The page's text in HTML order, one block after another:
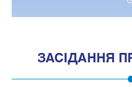
ЗАСІДАННЯ